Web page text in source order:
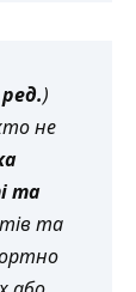
ред.)
не
та
та